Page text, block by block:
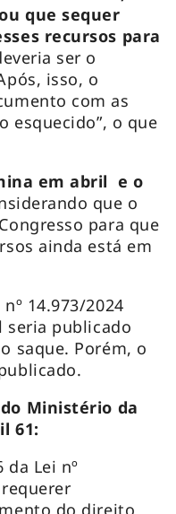
que sequer
recursos para
ser o
isso, o
com as
esquecido”, o que
em abril e o
que o
para que
ainda está em
14.973/2024
seria publicado
saque. Porém, o
Ministério da
61:
Lei nº
do direito